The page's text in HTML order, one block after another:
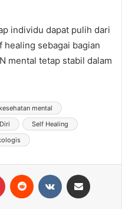
individu dapat pulih dari
sebagai bagian
mental tetap stabil dalam
mental
Self Healing